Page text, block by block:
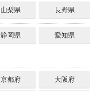
山梨県 長野県
静岡県 愛知県
京都府 大阪府